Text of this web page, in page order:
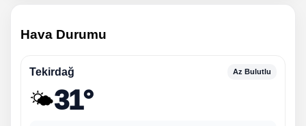
Hava Durumu
Tekirdağ Az Bulutlu
🌤️31°